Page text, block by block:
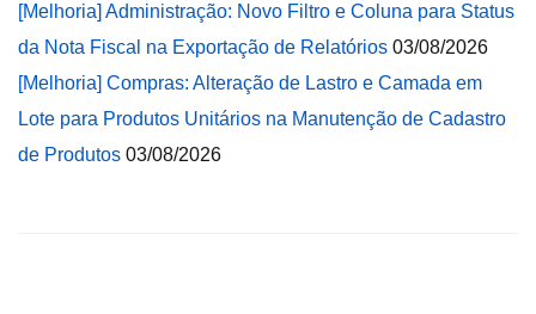
[Melhoria] Administração: Novo Filtro e Coluna para Status
da Nota Fiscal na Exportação de Relatórios 03/08/2026
[Melhoria] Compras: Alteração de Lastro e Camada em
Lote para Produtos Unitários na Manutenção de Cadastro
de Produtos 03/08/2026